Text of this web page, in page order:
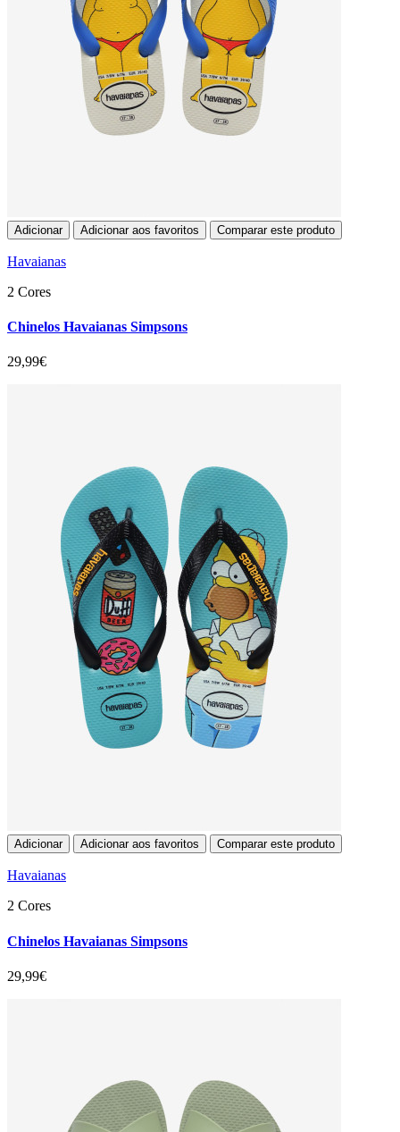
Adicionar Adicionar aos favoritos Comparar este produto
Havaianas
2 Cores
Chinelos Havaianas Simpsons
29,99€
Adicionar Adicionar aos favoritos Comparar este produto
Havaianas
2 Cores
Chinelos Havaianas Simpsons
29,99€